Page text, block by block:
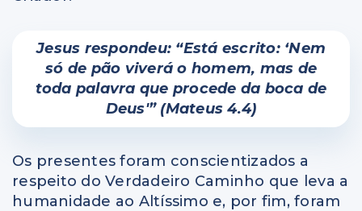
Jesus respondeu: “Está escrito: ‘Nem
só de pão viverá o homem, mas de
toda palavra que procede da boca de
Deus'” (Mateus 4.4)
Os presentes foram conscientizados a
respeito do Verdadeiro Caminho que leva a
humanidade ao Altíssimo e, por fim, foram